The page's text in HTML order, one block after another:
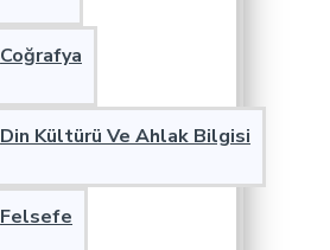
Coğrafya
Din Kültürü Ve Ahlak Bilgisi
Felsefe